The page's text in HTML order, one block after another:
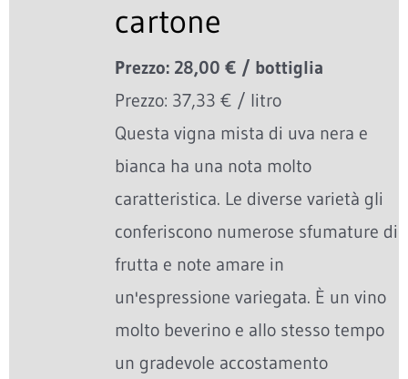
cartone
Prezzo: 28,00 € / bottiglia
Prezzo: 37,33 € / litro
Questa vigna mista di uva nera e
bianca ha una nota molto
caratteristica. Le diverse varietà gli
conferiscono numerose sfumature di
frutta e note amare in
un'espressione variegata. È un vino
molto beverino e allo stesso tempo
un gradevole accostamento